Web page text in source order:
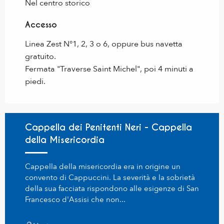
Nel centro storico
Accesso
Accesso
Linea Zest N°1, 2, 3 o 6, oppure bus navetta
gratuito.
Fermata "Traverse Saint Michel", poi 4 minuti a
piedi.
Cappella dei Penitenti Neri - Cappella
della Misericordia
Cappella della misericordia era in origine un
convento di Cappuccini. La severità e la sobrietà
della sua facciata rispondono alle esigenze di San
Francesco d'Assisi che non...